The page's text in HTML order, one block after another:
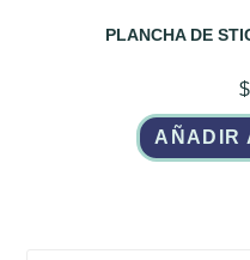
PLANCHA DE
$
AÑADIR